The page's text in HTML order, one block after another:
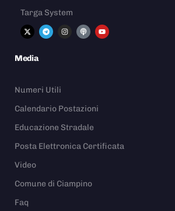
Targa System
Media
Numeri Utili
Calendario Postazioni
Educazione Stradale
Posta Elettronica Certificata
Video
Comune di Ciampino
Faq